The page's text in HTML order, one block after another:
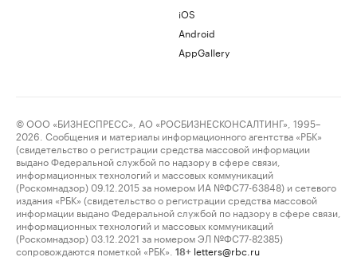
iOS
Android
AppGallery
© ООО «БИЗНЕСПРЕСС», АО «РОСБИЗНЕСКОНСАЛТИНГ», 1995–
2026. Сообщения и материалы информационного агентства «РБК»
(свидетельство о регистрации средства массовой информации
выдано Федеральной службой по надзору в сфере связи,
информационных технологий и массовых коммуникаций
(Роскомнадзор) 09.12.2015 за номером ИА №ФС77-63848) и сетевого
издания «РБК» (свидетельство о регистрации средства массовой
информации выдано Федеральной службой по надзору в сфере связи,
информационных технологий и массовых коммуникаций
(Роскомнадзор) 03.12.2021 за номером ЭЛ №ФС77-82385)
сопровождаются пометкой «РБК».
18+ letters@rbc.ru